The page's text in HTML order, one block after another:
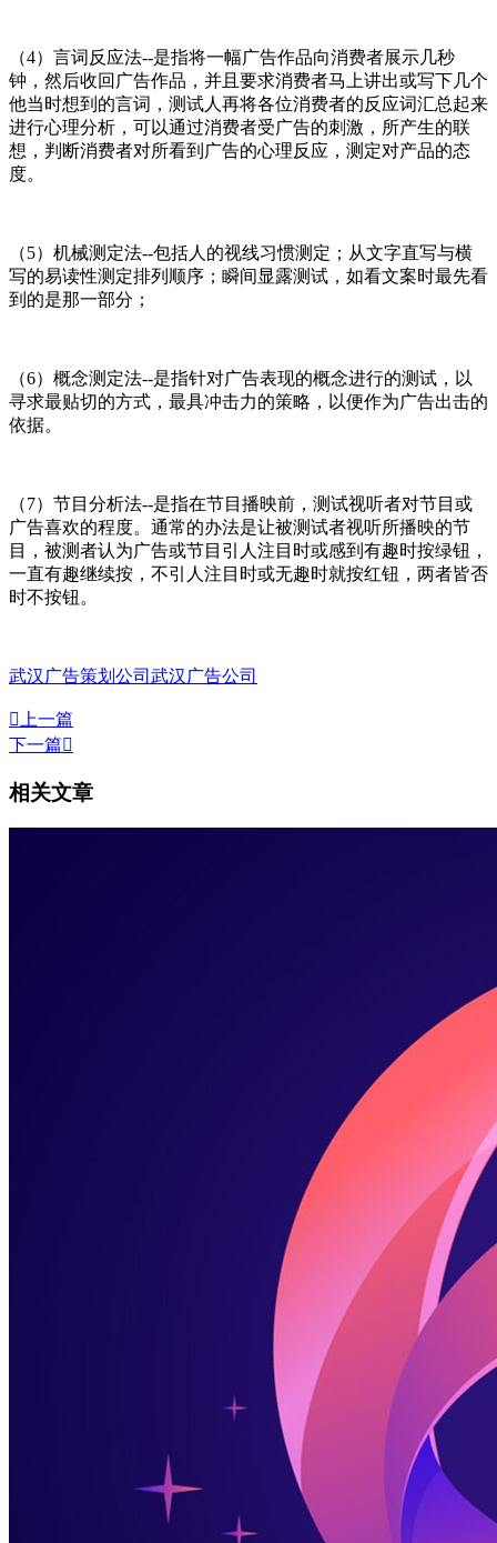
（4）言词反应法--是指将一幅广告作品向消费者展示几秒
钟，然后收回广告作品，并且要求消费者马上讲出或写下几个
他当时想到的言词，测试人再将各位消费者的反应词汇总起来
进行心理分析，可以通过消费者受广告的刺激，所产生的联
想，判断消费者对所看到广告的心理反应，测定对产品的态
度。
（5）机械测定法--包括人的视线习惯测定；从文字直写与横
写的易读性测定排列顺序；瞬间显露测试，如看文案时最先看
到的是那一部分；
（6）概念测定法--是指针对广告表现的概念进行的测试，以
寻求最贴切的方式，最具冲击力的策略，以便作为广告出击的
依据。
（7）节目分析法--是指在节目播映前，测试视听者对节目或
广告喜欢的程度。通常的办法是让被测试者视听所播映的节
目，被测者认为广告或节目引人注目时或感到有趣时按绿钮，
一直有趣继续按，不引人注目时或无趣时就按红钮，两者皆否
时不按钮。
武汉广告策划公司 武汉广告公司
 上一篇
下一篇
相关文章